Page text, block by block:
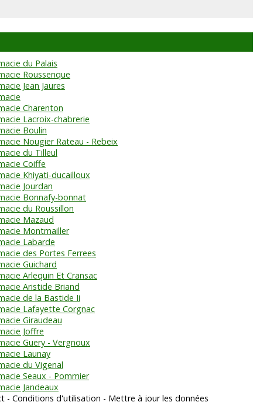
du Palais
Roussenque
Jean Jaures
Charenton
Lacroix-chabrerie
Boulin
Nougier Rateau - Rebeix
du Tilleul
Coiffe
Khiyati-ducailloux
Jourdan
Bonnafy-bonnat
du Roussillon
Mazaud
Montmailler
Labarde
des Portes Ferrees
Guichard
Arlequin Et Cransac
Aristide Briand
de la Bastide Ii
Lafayette Corgnac
Giraudeau
Joffre
Guery - Vergnoux
Launay
du Vigenal
Seaux - Pommier
Jandeaux
- Conditions d'utilisation - Mettre à jour les données